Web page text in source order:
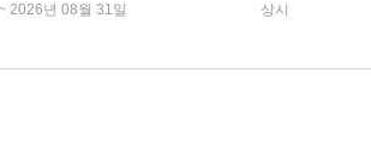
2026년 08월 31일 상시